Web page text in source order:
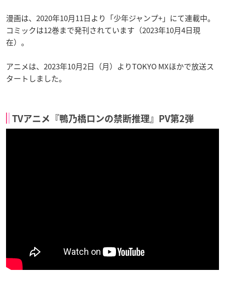
漫画は、2020年10月11日より「少年ジャンプ+」にて連載中。
コミックは12巻まで発刊されています（2023年10月4日現
在）。
アニメは、2023年10月2日（月）よりTOKYO MXほかで放送ス
タートしました。
TVアニメ『鴨乃橋ロンの禁断推理』PV第2弾